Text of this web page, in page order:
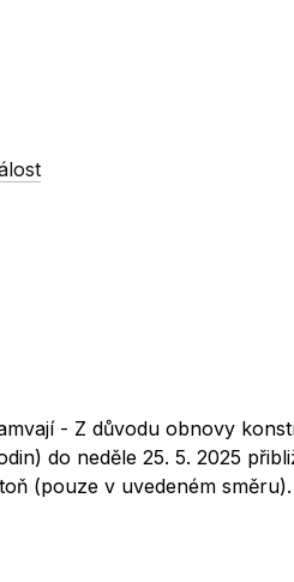
- Z důvodu obnovy
do neděle 25. 5. 2025
(pouze v uvedeném směru).